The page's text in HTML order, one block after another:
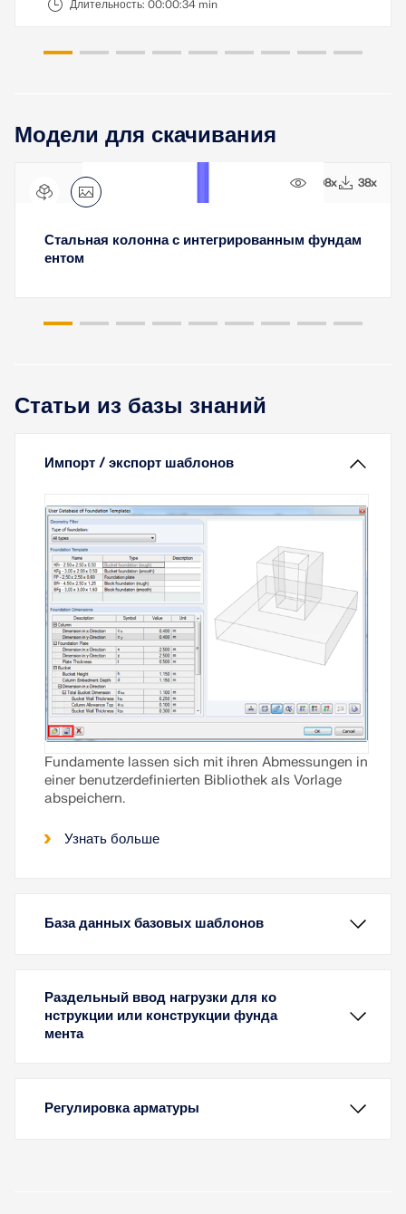
Длительность: 00:00:34 min
Модели для скачивания
908x 38x
Стальная колонна с интегрированным фундам
ентом
Статьи из базы знаний
Импорт / экспорт шаблонов
Fundamente lassen sich mit ihren Abmessungen in
einer benutzerdefinierten Bibliothek als Vorlage
abspeichern.
Узнать больше
База данных базовых шаблонов
Раздельный ввод нагрузки для ко
нструкции или конструкции фунда
мента
Регулировка арматуры